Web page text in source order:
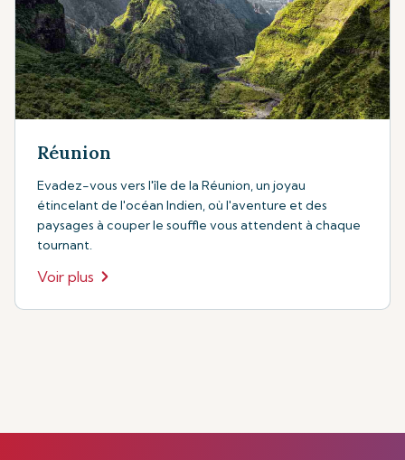
Réunion
Evadez-vous vers l'île de la Réunion, un joyau
étincelant de l'océan Indien, où l'aventure et des
paysages à couper le souffle vous attendent à chaque
tournant.
Voir plus